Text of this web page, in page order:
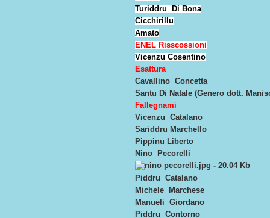
Turiddru Di Bona
Cicchirillu
Amato
ENEL Risscossioni
Vicenzu Cosentino
Esattura
Cavallino Concetta
Santu Di Natale (Genero dott.
Fallegnami
Vicenzu Catalano
Sariddru Marchello
Pippinu Liberto
Nino Pecorelli
Piddru Catalano
Michele Marchese
Manueli Giordano
Piddru Contorno